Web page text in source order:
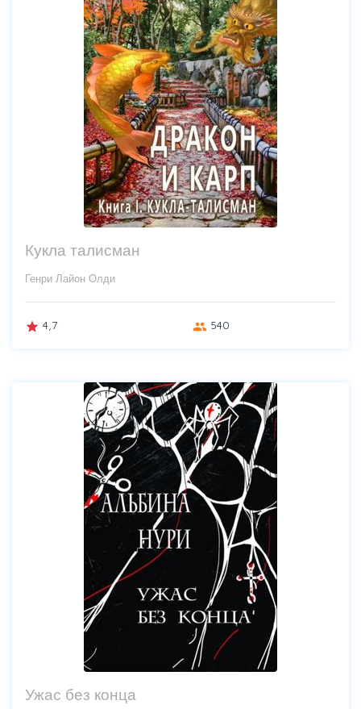
Кукла талисман
Генри Лайон Олди
grade 4,7 group 540
Ужас без конца